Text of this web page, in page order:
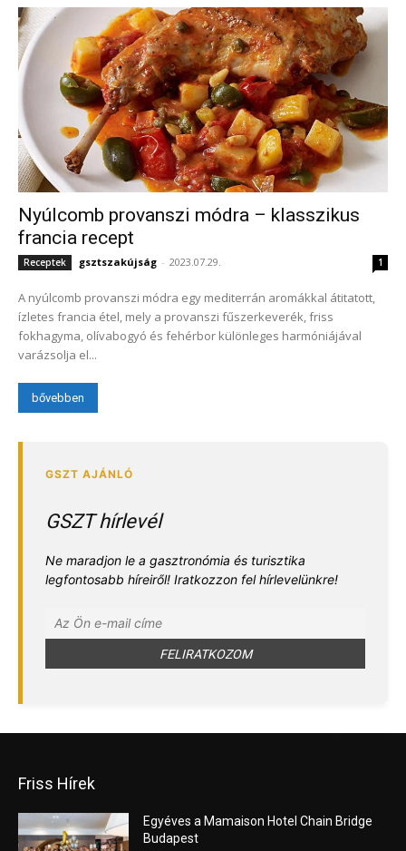
Nyúlcomb provanszi módra – klasszikus
francia recept
Receptek gsztszakújság - 2023.07.29. 1
A nyúlcomb provanszi módra egy mediterrán aromákkal átitatott,
ízletes francia étel, mely a provanszi fűszerkeverék, friss
fokhagyma, olívabogyó és fehérbor különleges harmóniájával
varázsolja el...
bővebben
GSZT hírlevél
Ne maradjon le a gasztronómia és turisztika
legfontosabb híreiről! Iratkozzon fel hírlevelünkre!
Friss Hírek
Egyéves a Mamaison Hotel Chain Bridge
Budapest